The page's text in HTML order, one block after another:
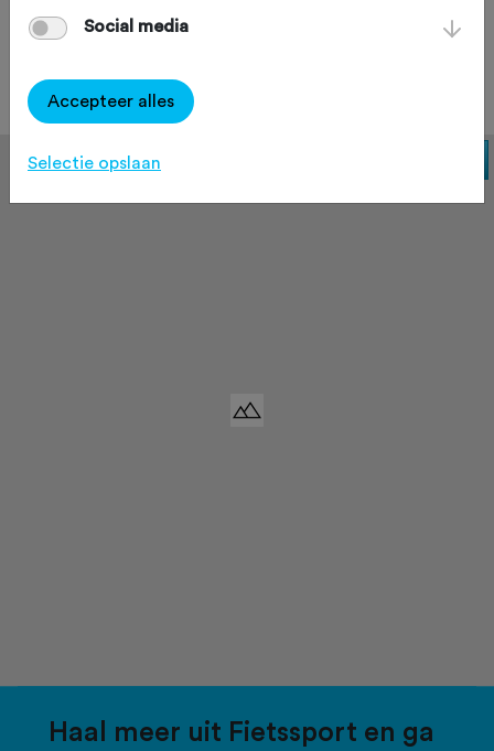
etappe leidde de renners van Vesoul
Haal meer uit Fietssport en ga
Social media
Accepteer alles
Selectie opslaan